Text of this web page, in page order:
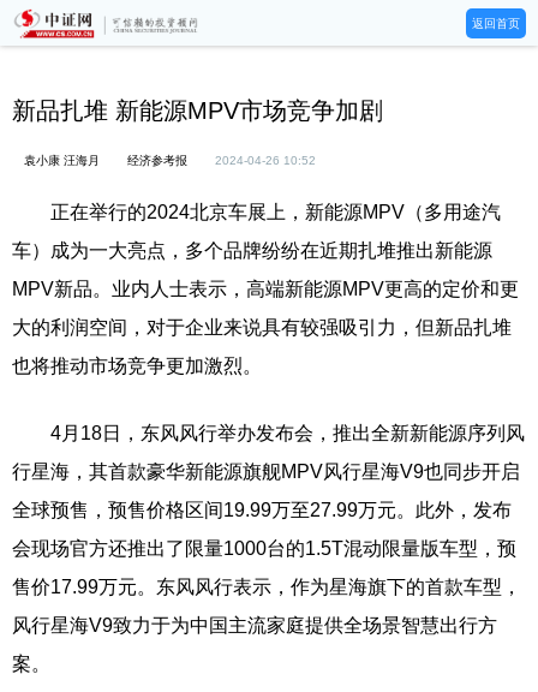
返回首页
新品扎堆 新能源MPV市场竞争加剧
袁小康 汪海月 经济参考报 2024-04-26 10:52
正在举行的2024北京车展上，新能源MPV（多用途汽
车）成为一大亮点，多个品牌纷纷在近期扎堆推出新能源
MPV新品。业内人士表示，高端新能源MPV更高的定价和更
大的利润空间，对于企业来说具有较强吸引力，但新品扎堆
也将推动市场竞争更加激烈。
4月18日，东风风行举办发布会，推出全新新能源序列风
行星海，其首款豪华新能源旗舰MPV风行星海V9也同步开启
全球预售，预售价格区间19.99万至27.99万元。此外，发布
会现场官方还推出了限量1000台的1.5T混动限量版车型，预
售价17.99万元。东风风行表示，作为星海旗下的首款车型，
风行星海V9致力于为中国主流家庭提供全场景智慧出行方
案。